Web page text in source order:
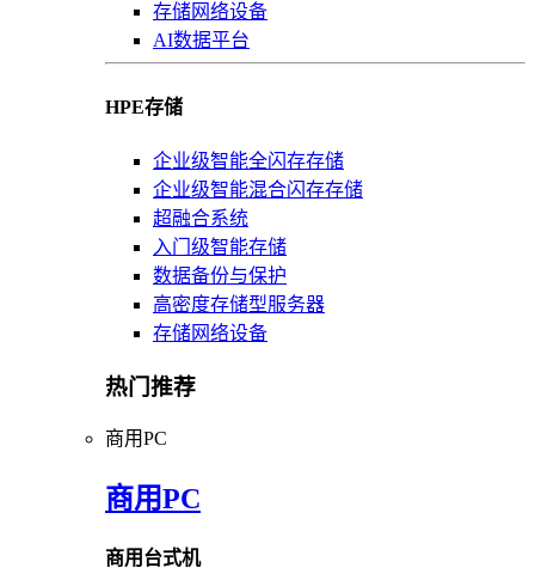
存储网络设备
AI数据平台
HPE存储
企业级智能全闪存存储
企业级智能混合闪存存储
超融合系统
入门级智能存储
数据备份与保护
高密度存储型服务器
存储网络设备
热门推荐
商用PC
商用PC
商用台式机